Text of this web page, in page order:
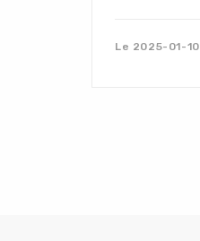
Le 2025-01-10